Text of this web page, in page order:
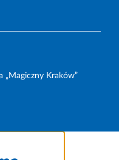
„Magiczny Kraków”